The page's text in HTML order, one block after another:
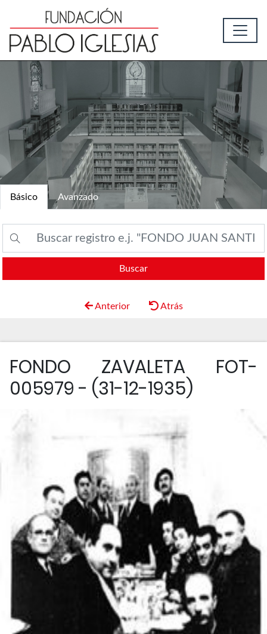
Básico Avanzado
Buscar
Anterior Atrás
FONDO ZAVALETA FOT-
005979 - (31-12-1935)